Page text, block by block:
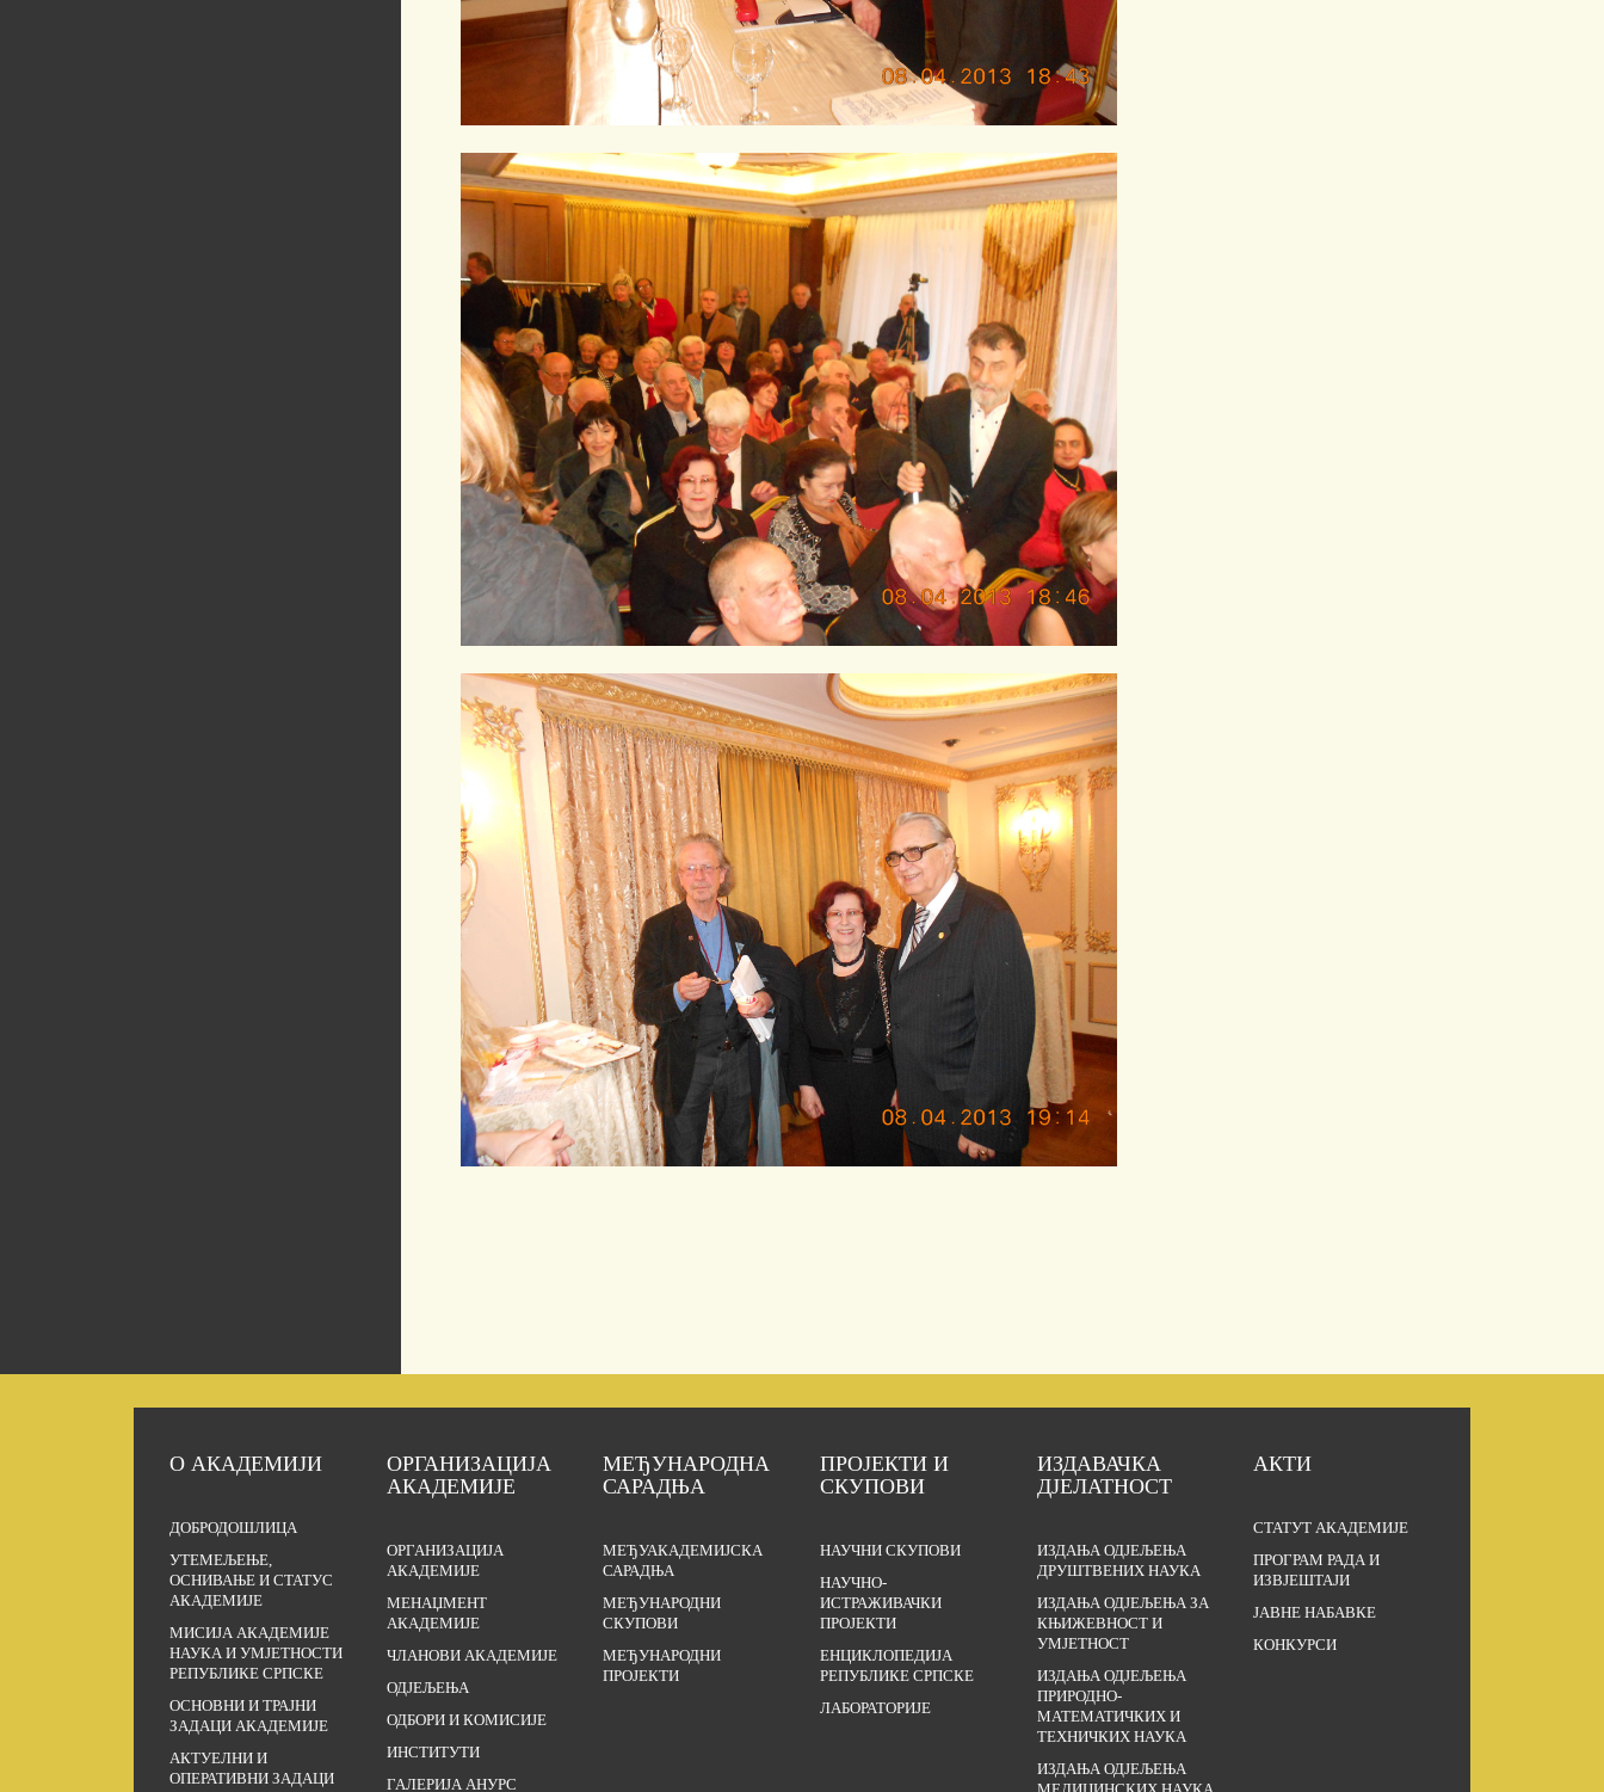
О АКАДЕМИЈИ
ДОБРОДОШЛИЦА
УТЕМЕЉЕЊЕ,
ОСНИВАЊЕ И СТАТУС
АКАДЕМИЈЕ
МИСИЈА АКАДЕМИЈЕ
НАУКА И УМЈЕТНОСТИ
РЕПУБЛИКЕ СРПСКЕ
ОСНОВНИ И ТРАЈНИ
ЗАДАЦИ АКАДЕМИЈЕ
АКТУЕЛНИ И
ОПЕРАТИВНИ ЗАДАЦИ
ОРГАНИЗАЦИЈА
АКАДЕМИЈЕ
ОРГАНИЗАЦИЈА
АКАДЕМИЈЕ
МЕНАЏМЕНТ
АКАДЕМИЈЕ
ЧЛАНОВИ АКАДЕМИЈЕ
ОДЈЕЉЕЊА
ОДБОРИ И КОМИСИЈЕ
ИНСТИТУТИ
ГАЛЕРИЈА АНУРС
МЕЂУНАРОДНА
САРАДЊА
МЕЂУАКАДЕМИЈСКА
САРАДЊА
МЕЂУНАРОДНИ
СКУПОВИ
МЕЂУНАРОДНИ
ПРОЈЕКТИ
ПРОЈЕКТИ И
СКУПОВИ
НАУЧНИ СКУПОВИ
НАУЧНО-
ИСТРАЖИВАЧКИ
ПРОЈЕКТИ
ЕНЦИКЛОПЕДИЈА
РЕПУБЛИКЕ СРПСКЕ
ЛАБОРАТОРИЈЕ
ИЗДАВАЧКА
ДЈЕЛАТНОСТ
ИЗДАЊА ОДЈЕЉЕЊА
ДРУШТВЕНИХ НАУКА
ИЗДАЊА ОДЈЕЉЕЊА ЗА
КЊИЖЕВНОСТ И
УМЈЕТНОСТ
ИЗДАЊА ОДЈЕЉЕЊА
ПРИРОДНО-
МАТЕМАТИЧКИХ И
ТЕХНИЧКИХ НАУКА
ИЗДАЊА ОДЈЕЉЕЊА
АКТИ
СТАТУТ АКАДЕМИЈЕ
ПРОГРАМ РАДА И
ИЗВЈЕШТАЈИ
ЈАВНЕ НАБАВКЕ
КОНКУРСИ